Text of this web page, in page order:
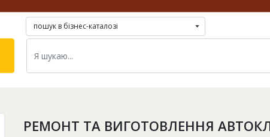
пошук в бізнес-каталозі
РЕМОНТ ТА ВИГОТОВЛЕННЯ